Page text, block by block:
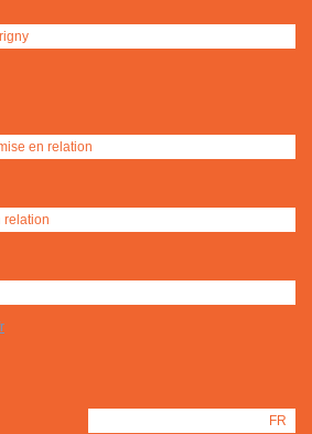
en relation
relation
FR